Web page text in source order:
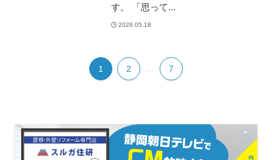
す。 「思って...
2026.05.18
1 2 7